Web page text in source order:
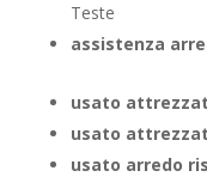
Teste
assistenza
usato
usato
usato arredo